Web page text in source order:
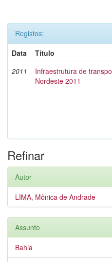
Registos:
Data
Título
2011
Infraestrutura de
Nordeste 2011
Refinar
Autor
LIMA, Mônica de Andrade
Assunto
Bahia